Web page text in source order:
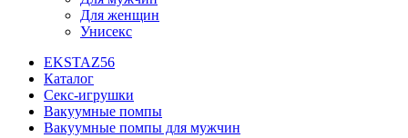
Для женщин
Унисекс
EKSTAZ56
Каталог
Секс-игрушки
Вакуумные помпы
Вакуумные помпы для мужчин